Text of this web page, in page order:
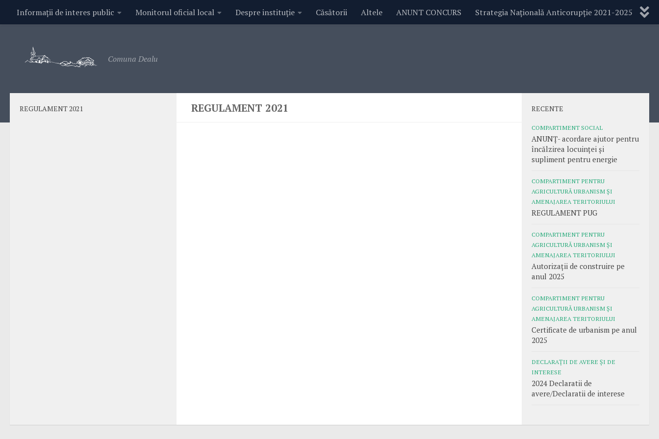
Informații de interes public Monitorul oficial local Despre instituție Căsătorii Altele ANUNT CONCURS Strategia Națională Anticorupție 2021-2025
Comuna Dealu
REGULAMENT 2021
REGULAMENT 2021 RECENTE
COMPARTIMENT SOCIAL
ANUNȚ- acordare ajutor pentru
încălzirea locuinței și
supliment pentru energie
COMPARTIMENT PENTRU
AGRICULTURĂ URBANISM ȘI
AMENAJAREA TERITORIULUI
REGULAMENT PUG
COMPARTIMENT PENTRU
AGRICULTURĂ URBANISM ȘI
AMENAJAREA TERITORIULUI
Autorizații de construire pe
anul 2025
COMPARTIMENT PENTRU
AGRICULTURĂ URBANISM ȘI
AMENAJAREA TERITORIULUI
Certificate de urbanism pe anul
2025
DECLARAȚII DE AVERE ȘI DE
INTERESE
2024 Declaratii de
avere/Declaratii de interese